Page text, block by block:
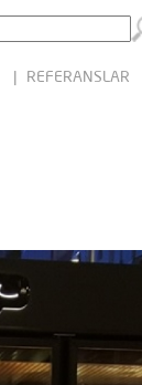
| REFERANSLAR